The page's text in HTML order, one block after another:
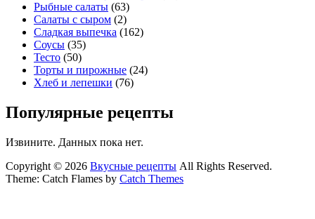
Рыбные салаты (63)
Салаты с сыром (2)
Сладкая выпечка (162)
Соусы (35)
Тесто (50)
Торты и пирожные (24)
Хлеб и лепешки (76)
Популярные рецепты
Извините. Данных пока нет.
Copyright © 2026 Вкусные рецепты All Rights Reserved.
Theme: Catch Flames by Catch Themes